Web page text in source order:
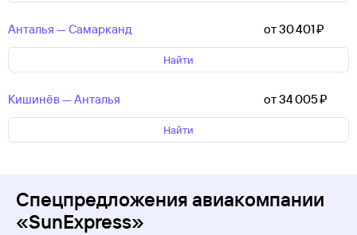
Анталья — Самарканд от 30 ⁠401 ⁠₽
Найти
Кишинёв — Анталья от 34 ⁠005 ⁠₽
Найти
Спецпредложения авиакомпании
«SunExpress»